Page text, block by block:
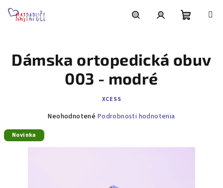
košík
Dámska ortopedická obuv
003 - modré
XCESS
Priemerné
je
Neohodnotené Podrobnosti hodnotenia
Novinka